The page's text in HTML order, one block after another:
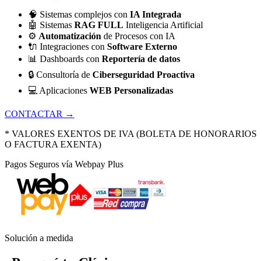
🧠 Sistemas complejos con IA Integrada
🤖 Sistemas RAG FULL Inteligencia Artificial
⚙️ Automatización de Procesos con IA
🔌 Integraciones con Software Externo
📊 Dashboards con Reportería de datos
🔒 Consultoría de Ciberseguridad Proactiva
💻 Aplicaciones WEB Personalizadas
CONTACTAR →
* VALORES EXENTOS DE IVA (BOLETA DE HONORARIOS
O FACTURA EXENTA)
Pagos Seguros vía Webpay Plus
Solución a medida